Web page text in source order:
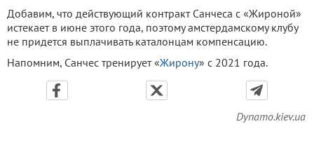
Добавим, что действующий контракт Санчеса с «Жироной»
истекает в июне этого года, поэтому амстердамскому клубу
не придется выплачивать каталонцам компенсацию.
Напомним, Санчес тренирует «Жирону» с 2021 года.
Dynamo.kiev.ua